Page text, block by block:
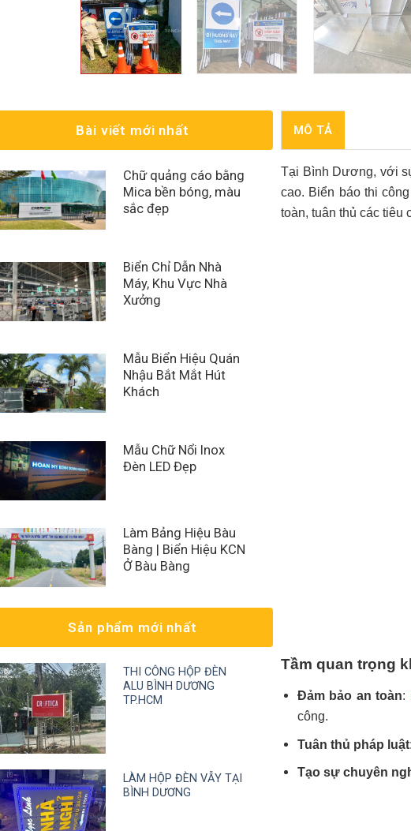
Bài viết mới nhất
Chữ quảng cáo bằng
Mica bền bóng, màu
sắc đẹp
Biển Chỉ Dẫn Nhà
Máy, Khu Vực Nhà
Xưởng
Mẫu Biển Hiệu Quán
Nhậu Bắt Mắt Hút
Khách
Mẫu Chữ Nổi Inox
Đèn LED Đẹp
Làm Bảng Hiệu Bàu
Bàng | Biển Hiệu KCN
Ở Bàu Bàng
Sản phẩm mới nhất
THI CÔNG HỘP ĐÈN
ALU BÌNH DƯƠNG
TP.HCM
LÀM HỘP ĐÈN VẪY TẠI
BÌNH DƯƠNG
MÔ TẢ
Tại Bình Dương, với
cao. Biển báo thi
toàn, tuân thủ các tiêu
Tầm quan trọng
Đảm bảo an toàn:
công.
Tuân thủ pháp luật:
Tạo sự chuyên